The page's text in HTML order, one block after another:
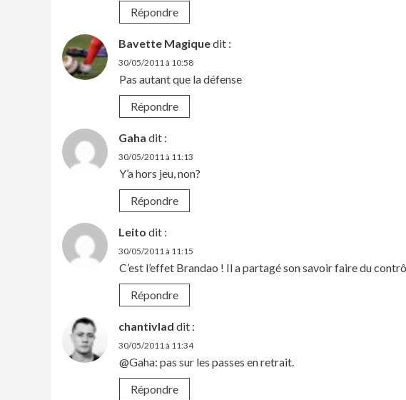
Répondre
Bavette Magiquedit :
30/05/2011 à 10:58
Pas autant que la défense
Répondre
Gaha dit :
30/05/2011 à 11:13
Y’a hors jeu, non?
Répondre
Leito dit :
30/05/2011 à 11:15
C’est l’effet Brandao ! Il a partagé son savoir faire du
Répondre
chantivlad dit :
30/05/2011 à 11:34
@Gaha: pas sur les passes en retrait.
Répondre